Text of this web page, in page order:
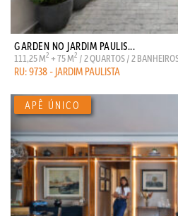
GARDEN NO JARDIM PAULIS...
111,25 M2 + 75 M2 / 2 QUARTOS / 2
RU: 9738 - JARDIM PAULISTA